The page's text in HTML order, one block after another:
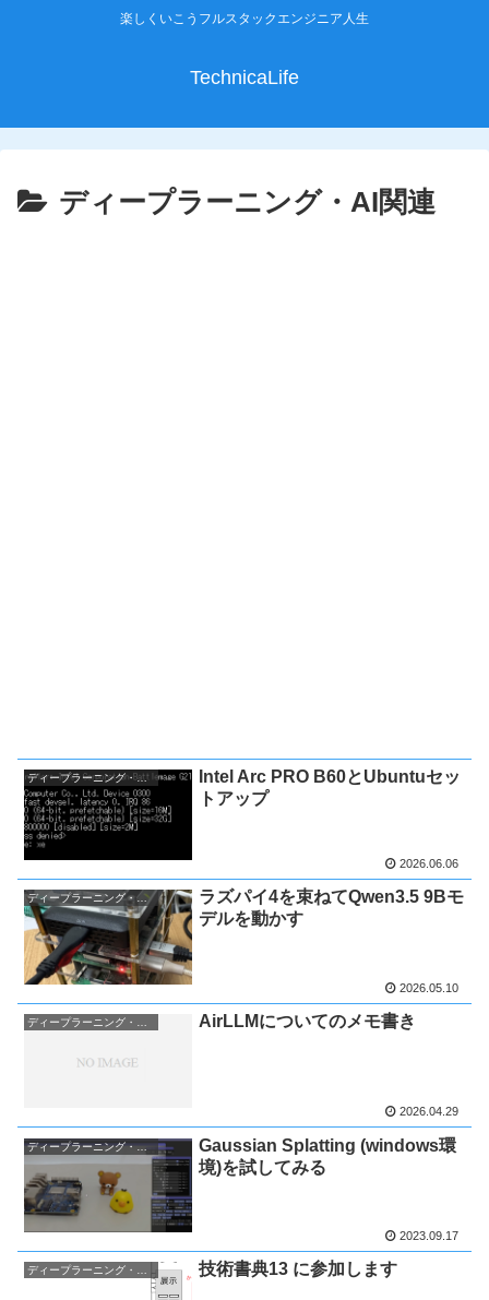
楽しくいこうフルスタックエンジニア人生
TechnicaLife
ディープラーニング・AI関連
ディープラーニング・AI関連
Intel Arc PRO B60とUbuntuセッ
トアップ
2026.06.06
ディープラーニング・AI関連
ラズパイ4を束ねてQwen3.5 9Bモ
デルを動かす
2026.05.10
AirLLMについてのメモ書き
2026.04.29
ディープラーニング・AI関連
Gaussian Splatting (windows環
境)を試してみる
2023.09.17
ディープラーニング・AI関連 技術書典13 に参加します